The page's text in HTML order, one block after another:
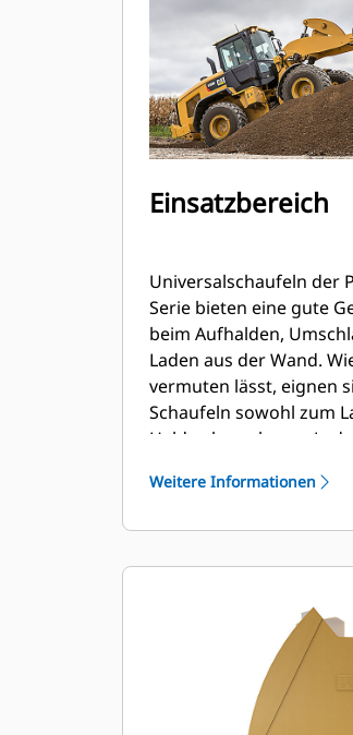
Einsatzbereich
Universalschaufeln der
Serie bieten eine gute
beim Aufhalden,
Laden aus der Wand.
vermuten lässt, eignen
Schaufeln sowohl zum
Halde als auch zum
Ausbrechkräfte und
Der Füllfaktor für
des angegebenen
Weitere Informationen